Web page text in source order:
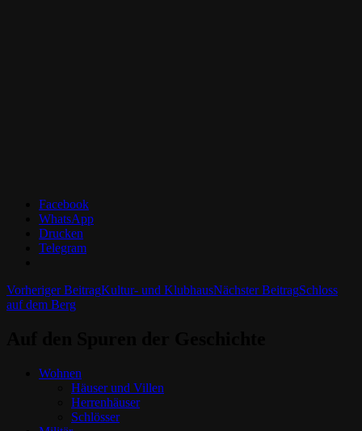
Facebook
WhatsApp
Drucken
Telegram
Beitrags-
Navigation
Vorheriger BeitragKultur- und KlubhausNächster BeitragSchloss
auf dem Berg
Wohnen
Häuser und Villen
Herrenhäuser
Schlösser